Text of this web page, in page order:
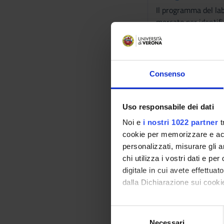
Consenso
Uso responsabile dei dati
Noi e i nostri 1022 partner
cookie per memorizzare e
personalizzati, misurare gli
chi utilizza i vostri dati e per
digitale in cui avete
dalla Dichiarazione sui
Con il tuo consenso,
raccogliere
Il programma del
mercato per
ingredienti e la
sviluppato il
sensoriali. Gli
necessarie. Verrà
programma si
tecnico, durante
con una
Modalità
Il corso prevede
a visionare il
metodologie
organizzati in
Modalità di
Per superare